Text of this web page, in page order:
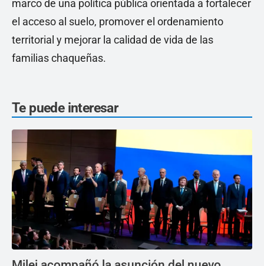
marco de una política pública orientada a fortalecer
el acceso al suelo, promover el ordenamiento
territorial y mejorar la calidad de vida de las
familias chaqueñas.
Te puede interesar